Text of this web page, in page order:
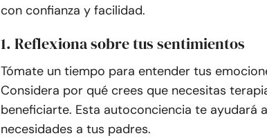
con confianza y facilidad.
1. Reflexiona sobre tus sentimientos
Tómate un tiempo para entender tus
Considera por qué crees que necesitas
beneficiarte. Esta autoconciencia te ayudará
necesidades a tus padres.